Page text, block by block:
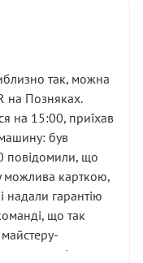
на техніці,
а як максимум —
елементарних
Раніше міняв у
хороше
гайок під
“старі гайки, які
( надіюсь
вже не
її цей сервіс
так, можна
на Позняках.
на 15:00, приїхав
був
повідомили, що
можлива карткою,
надали гарантію
що так
та по суті.